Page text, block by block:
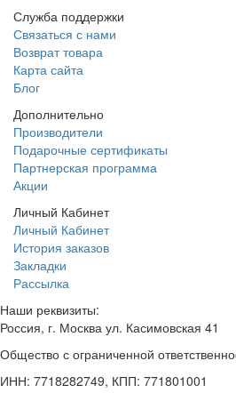
Служба поддержки
Связаться с нами
Возврат товара
Карта сайта
Блог
Дополнительно
Производители
Подарочные сертификаты
Партнерская программа
Акции
Личный Кабинет
Личный Кабинет
История заказов
Закладки
Рассылка
Наши реквизиты:
Россия, г. Москва ул. Касимовская 41
Общество с ограниченной
ИНН: 7718282749, КПП: 771801001